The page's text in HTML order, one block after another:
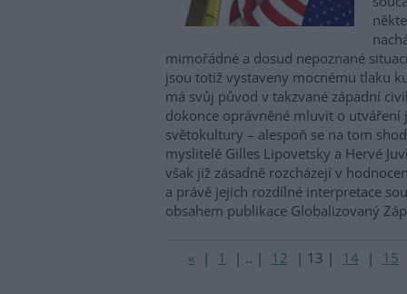
mimořádné a dosud nepoznané
jsou totiž vystaveny mocnému tlaku
má svůj původ v takzvané západní
dokonce oprávněné mluvit o utváření
světokultury – alespoň se na tom
myslitelé Gilles Lipovetsky a Hervé
však již zásadně rozcházejí v
a právě jejich rozdílné interpretace
obsahem publikace Globalizovaný
« | 1 | .. | 12 | 13 | 14 | 15